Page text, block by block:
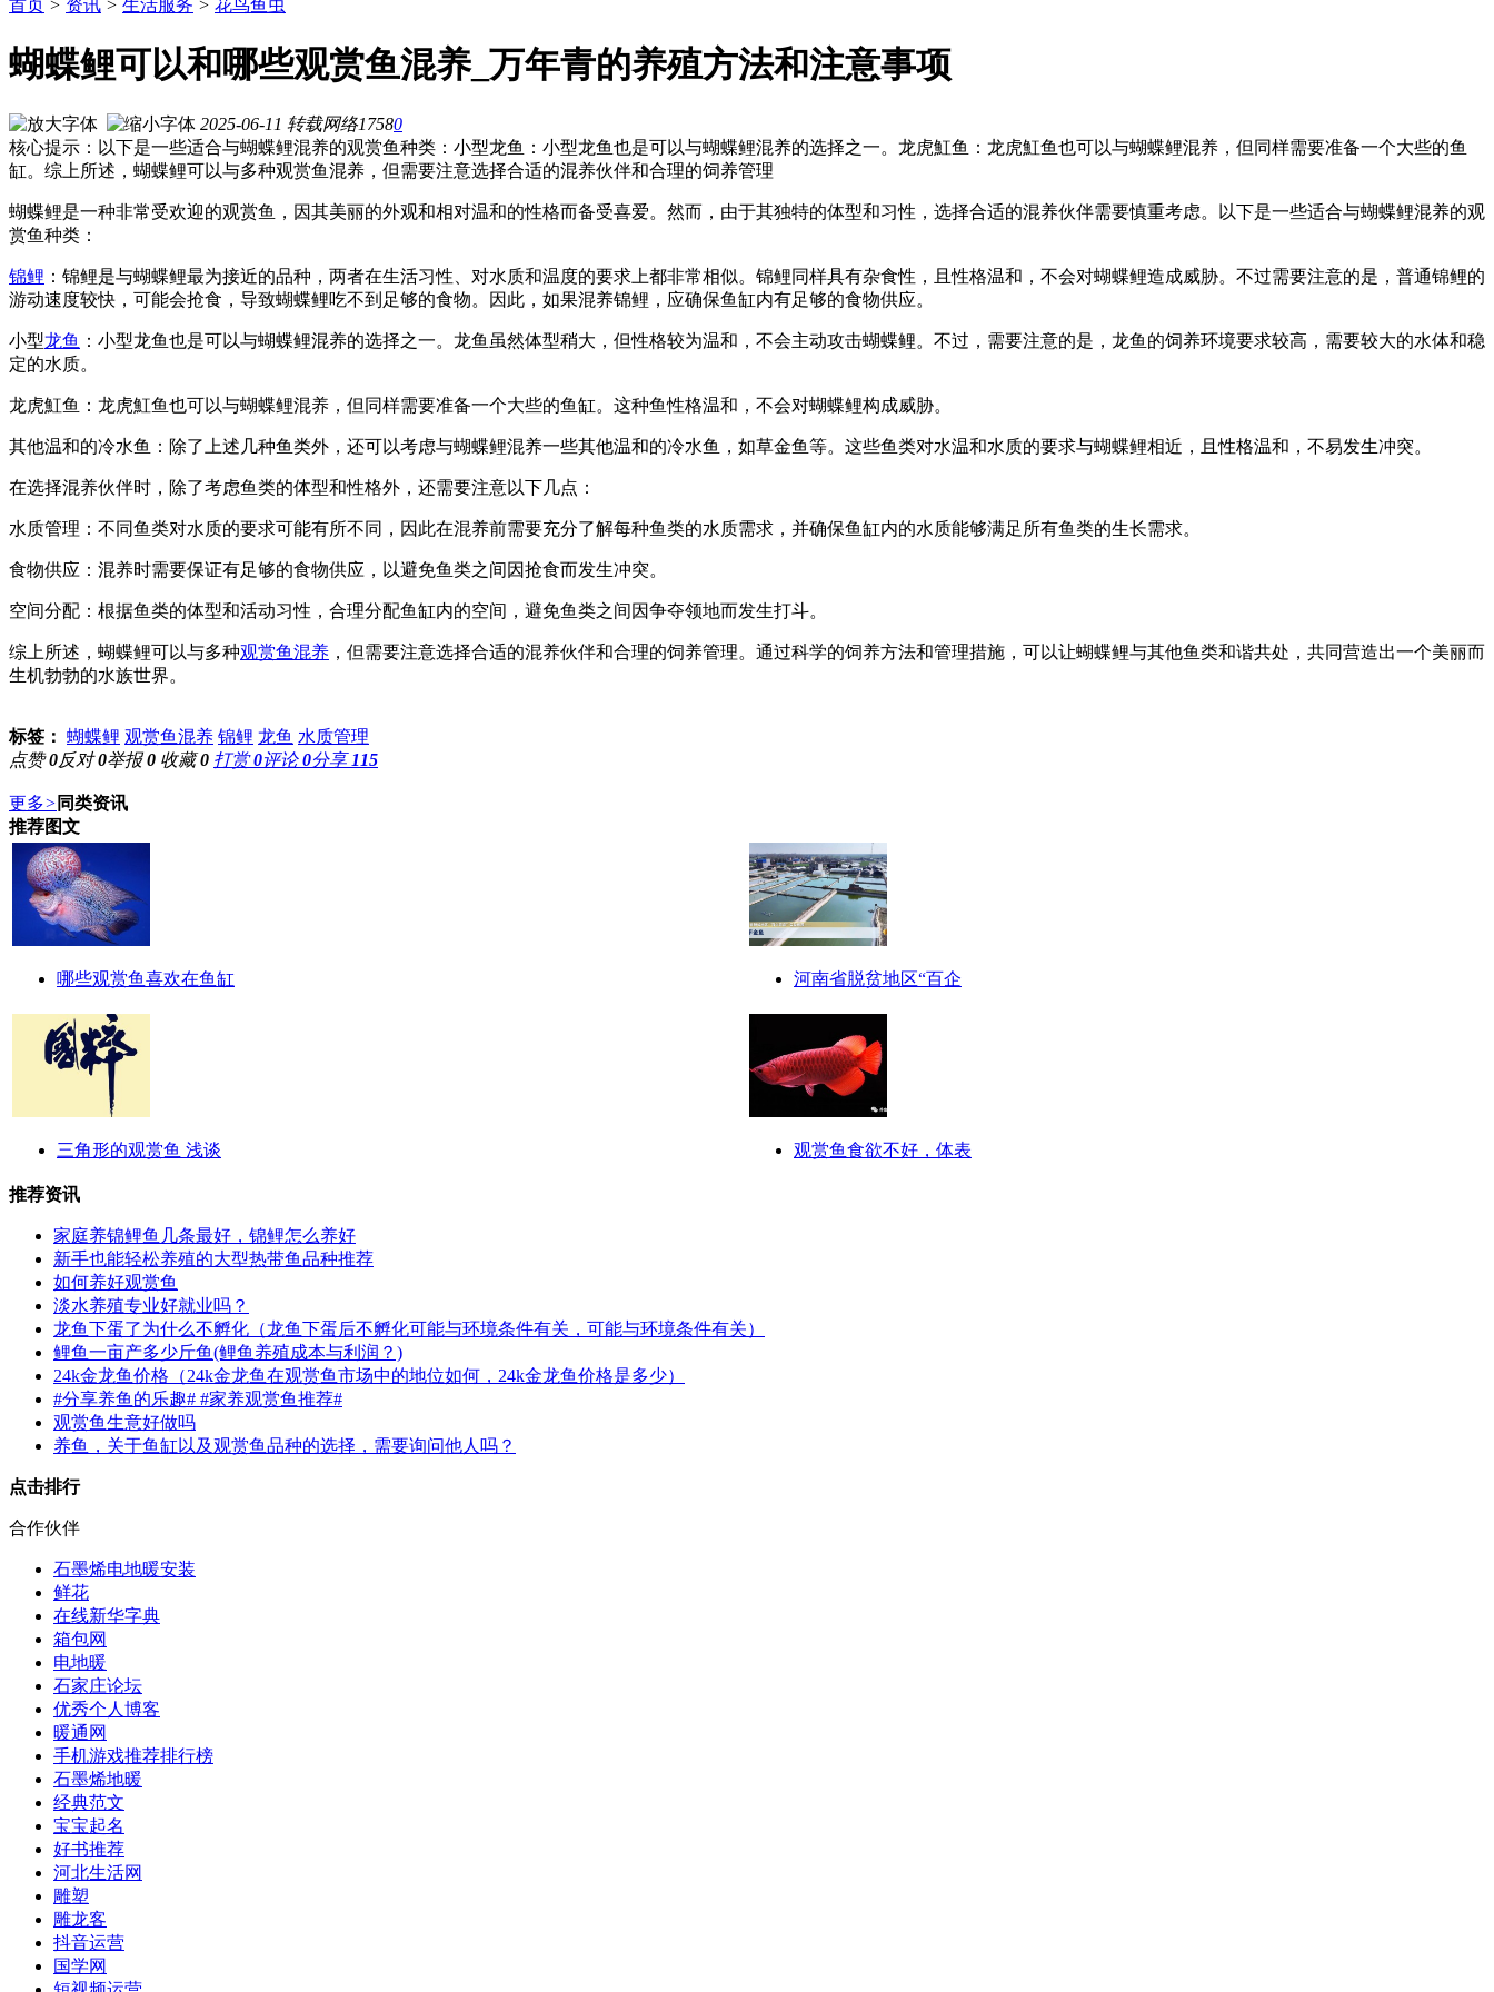
首页 > 资讯 > 生活服务 > 花鸟鱼虫
蝴蝶鲤可以和哪些观赏鱼混养_万年青的养殖方法和注意事项
2025-06-11 转载网络17580
核心提示：以下是一些适合与蝴蝶鲤混养的观赏鱼种类：小型龙鱼：小型龙鱼也是可以与蝴蝶鲤混养的选择之一。龙虎魟鱼：龙虎魟鱼也可以与蝴蝶鲤混养，但同样需要准备一个大些的鱼
缸。综上所述，蝴蝶鲤可以与多种观赏鱼混养，但需要注意选择合适的混养伙伴和合理的饲养管理
蝴蝶鲤是一种非常受欢迎的观赏鱼，因其美丽的外观和相对温和的性格而备受喜爱。然而，由于其独特的体型和习性，选择合适的混养伙伴需要慎重考虑。以下是一些适合与蝴蝶鲤混养的观
赏鱼种类：
锦鲤 ：锦鲤是与蝴蝶鲤最为接近的品种，两者在生活习性、对水质和温度的要求上都非常相似。锦鲤同样具有杂食性，且性格温和，不会对蝴蝶鲤造成威胁。不过需要注意的是，普通锦鲤的
游动速度较快，可能会抢食，导致蝴蝶鲤吃不到足够的食物。因此，如果混养锦鲤，应确保鱼缸内有足够的食物供应。
小型龙鱼 ：小型龙鱼也是可以与蝴蝶鲤混养的选择之一。龙鱼虽然体型稍大，但性格较为温和，不会主动攻击蝴蝶鲤。不过，需要注意的是，龙鱼的饲养环境要求较高，需要较大的水体和稳
定的水质。
龙虎魟鱼：龙虎魟鱼也可以与蝴蝶鲤混养，但同样需要准备一个大些的鱼缸。这种鱼性格温和，不会对蝴蝶鲤构成威胁。
其他温和的冷水鱼：除了上述几种鱼类外，还可以考虑与蝴蝶鲤混养一些其他温和的冷水鱼，如草金鱼等。这些鱼类对水温和水质的要求与蝴蝶鲤相近，且性格温和，不易发生冲突。
在选择混养伙伴时，除了考虑鱼类的体型和性格外，还需要注意以下几点：
水质管理：不同鱼类对水质的要求可能有所不同，因此在混养前需要充分了解每种鱼类的水质需求，并确保鱼缸内的水质能够满足所有鱼类的生长需求。
食物供应：混养时需要保证有足够的食物供应，以避免鱼类之间因抢食而发生冲突。
空间分配：根据鱼类的体型和活动习性，合理分配鱼缸内的空间，避免鱼类之间因争夺领地而发生打斗。
综上所述，蝴蝶鲤可以与多种观赏鱼混养 ，但需要注意选择合适的混养伙伴和合理的饲养管理。通过科学的饲养方法和管理措施，可以让蝴蝶鲤与其他鱼类和谐共处，共同营造出一个美丽而
生机勃勃的水族世界。
标签： 蝴蝶鲤 观赏鱼混养 锦鲤 龙鱼 水质管理
点赞0反对0举报0 收藏0 打赏0评论0分享 115
更多> 同类资讯
推荐图文
哪些观赏鱼喜欢在鱼缸 河南省脱贫地区“百企
三角形的观赏鱼 浅谈 观赏鱼食欲不好，体表
推荐资讯
家庭养锦鲤鱼几条最好，锦鲤怎么养好
新手也能轻松养殖的大型热带鱼品种推荐
如何养好观赏鱼
淡水养殖专业好就业吗？
龙鱼下蛋了为什么不孵化（龙鱼下蛋后不孵化可能与环境条件有关，可能与环境条件有关）
鲤鱼一亩产多少斤鱼(鲤鱼养殖成本与利润？)
24k金龙鱼价格（24k金龙鱼在观赏鱼市场中的地位如何，24k金龙鱼价格是多少）
#分享养鱼的乐趣# #家养观赏鱼推荐#
观赏鱼生意好做吗
养鱼，关于鱼缸以及观赏鱼品种的选择，需要询问他人吗？
点击排行
合作伙伴
石墨烯电地暖安装
鲜花
在线新华字典
箱包网
电地暖
石家庄论坛
优秀个人博客
暖通网
手机游戏推荐排行榜
石墨烯地暖
经典范文
宝宝起名
好书推荐
河北生活网
雕塑
雕龙客
抖音运营
国学网